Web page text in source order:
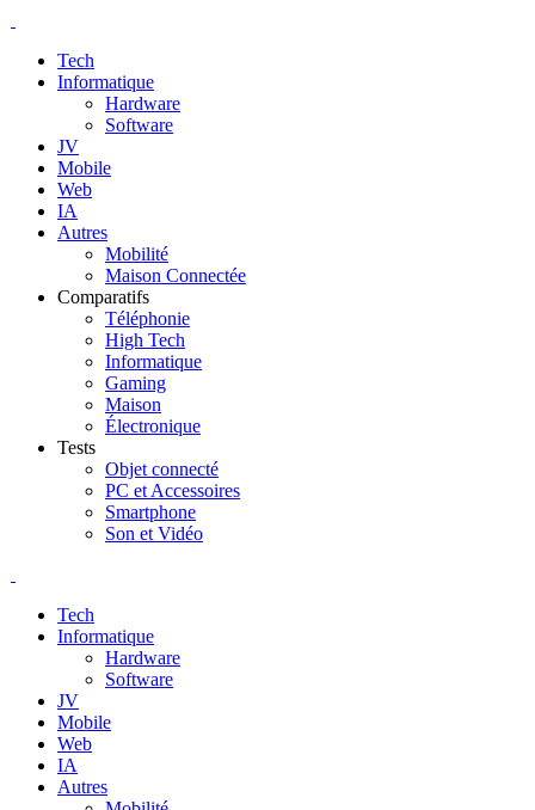
Tech
Informatique
Hardware
Software
JV
Mobile
Web
IA
Autres
Mobilité
Maison Connectée
Comparatifs
Téléphonie
High Tech
Informatique
Gaming
Maison
Électronique
Tests
Objet connecté
PC et Accessoires
Smartphone
Son et Vidéo
Tech
Informatique
Hardware
Software
JV
Mobile
Web
IA
Autres